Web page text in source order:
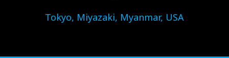
Tokyo, Miyazaki, Myanmar, USA